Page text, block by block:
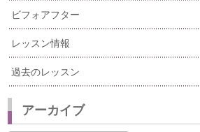
ビフォアフター
レッスン情報
過去のレッスン
アーカイブ